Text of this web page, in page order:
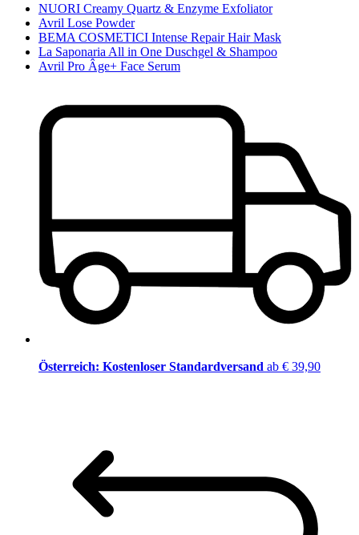
NUORI Creamy Quartz & Enzyme Exfoliator
Avril Lose Powder
BEMA COSMETICI Intense Repair Hair Mask
La Saponaria All in One Duschgel & Shampoo
Avril Pro Âge+ Face Serum
Österreich: Kostenloser Standardversand ab € 39,90